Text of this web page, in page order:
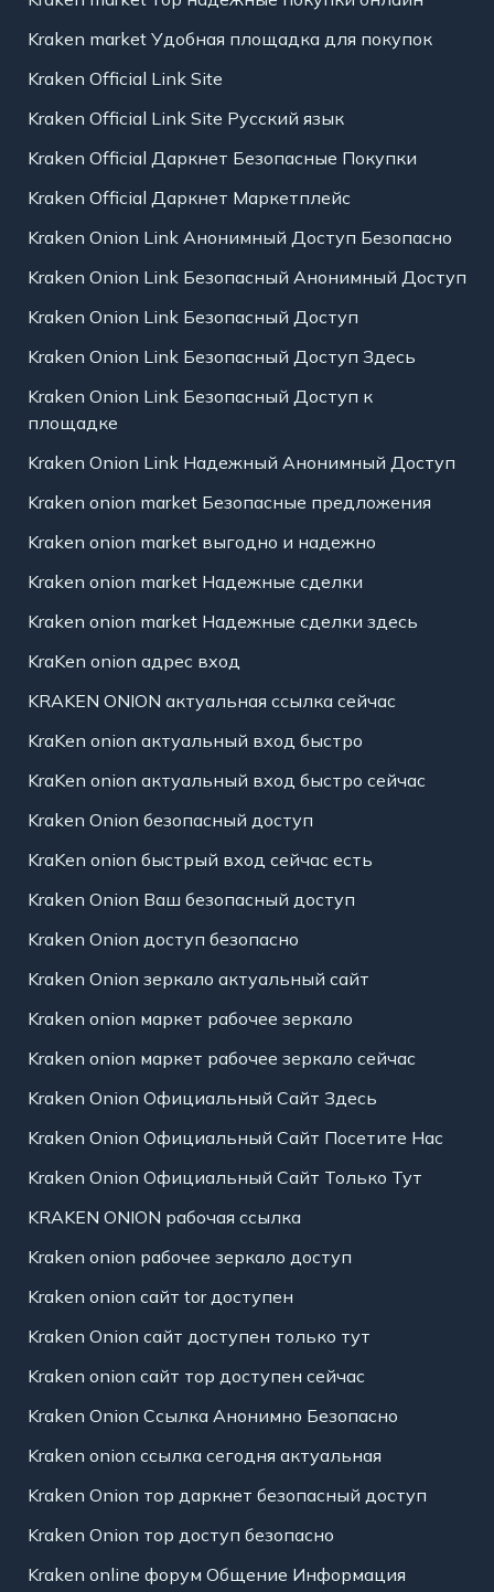
Kraken market Удобная площадка для покупок
Kraken Official Link Site
Kraken Official Link Site Русский язык
Kraken Official Даркнет Безопасные Покупки
Kraken Official Даркнет Маркетплейс
Kraken Onion Link Анонимный Доступ Безопасно
Kraken Onion Link Безопасный Анонимный Доступ
Kraken Onion Link Безопасный Доступ
Kraken Onion Link Безопасный Доступ Здесь
Kraken Onion Link Безопасный Доступ к
площадке
Kraken Onion Link Надежный Анонимный Доступ
Kraken onion market Безопасные предложения
Kraken onion market выгодно и надежно
Kraken onion market Надежные сделки
Kraken onion market Надежные сделки здесь
KraKen onion адрес вход
KRAKEN ONION актуальная ссылка сейчас
KraKen onion актуальный вход быстро
KraKen onion актуальный вход быстро сейчас
Kraken Onion безопасный доступ
KraKen onion быстрый вход сейчас есть
Kraken Onion Ваш безопасный доступ
Kraken Onion доступ безопасно
Kraken Onion зеркало актуальный сайт
Kraken onion маркет рабочее зеркало
Kraken onion маркет рабочее зеркало сейчас
Kraken Onion Официальный Сайт Здесь
Kraken Onion Официальный Сайт Посетите Нас
Kraken Onion Официальный Сайт Только Тут
KRAKEN ONION рабочая ссылка
Kraken onion рабочее зеркало доступ
Kraken onion сайт tor доступен
Kraken Onion сайт доступен только тут
Kraken onion сайт тор доступен сейчас
Kraken Onion Ссылка Анонимно Безопасно
Kraken onion ссылка сегодня актуальная
Kraken Onion тор даркнет безопасный доступ
Kraken Onion тор доступ безопасно
Kraken online форум Общение Информация